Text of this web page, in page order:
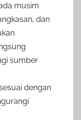
musim
dan
sumber
dengan